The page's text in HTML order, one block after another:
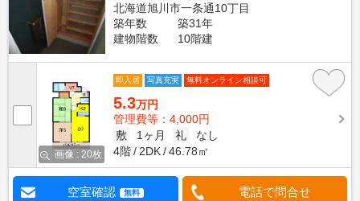
北海道旭川市一条通10丁目
築年数
築31年
建物階数
10階建
画像 : 20枚
即入居 写真充実 無料オンライン相談可
5.3万円
管理費等：4,000円
敷
1ヶ月 礼
なし
4階
2DK 46.78㎡
空室確認 無料 電話で問合せ